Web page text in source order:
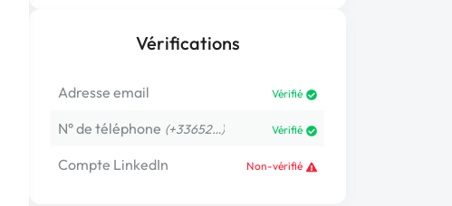
Vérifications
Adresse email Vérifié
N° de téléphone (+33652…) Vérifié
Compte LinkedIn Non-vérifié